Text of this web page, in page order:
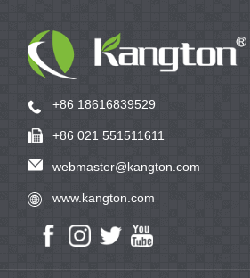
+86 18616839529
+86 021 551511611
webmaster@kangton.com
www.kangton.com